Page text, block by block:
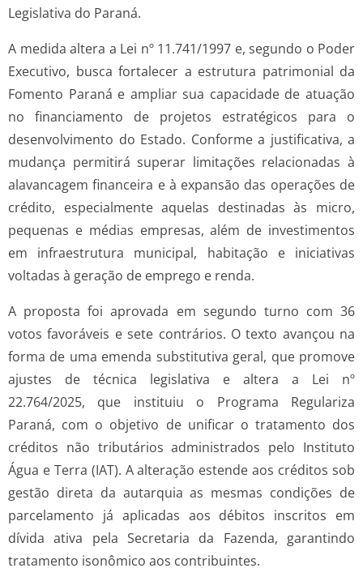
Legislativa do Paraná.
A medida altera a Lei nº 11.741/1997 e, segundo o Poder
Executivo, busca fortalecer a estrutura patrimonial da
Fomento Paraná e ampliar sua capacidade de atuação
no financiamento de projetos estratégicos para o
desenvolvimento do Estado. Conforme a justificativa, a
mudança permitirá superar limitações relacionadas à
alavancagem financeira e à expansão das operações de
crédito, especialmente aquelas destinadas às micro,
pequenas e médias empresas, além de investimentos
em infraestrutura municipal, habitação e iniciativas
voltadas à geração de emprego e renda.
A proposta foi aprovada em segundo turno com 36
votos favoráveis e sete contrários. O texto avançou na
forma de uma emenda substitutiva geral, que promove
ajustes de técnica legislativa e altera a Lei nº
22.764/2025, que instituiu o Programa Regulariza
Paraná, com o objetivo de unificar o tratamento dos
créditos não tributários administrados pelo Instituto
Água e Terra (IAT). A alteração estende aos créditos sob
gestão direta da autarquia as mesmas condições de
parcelamento já aplicadas aos débitos inscritos em
dívida ativa pela Secretaria da Fazenda, garantindo
tratamento isonômico aos contribuintes.